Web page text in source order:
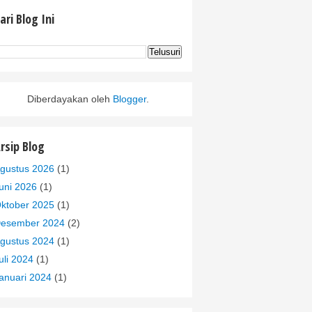
Blog Ini
Diberdayakan oleh Blogger.
Blog
2026 (1)
2026 (1)
2025 (1)
2024 (2)
2024 (1)
2024 (1)
2024 (1)